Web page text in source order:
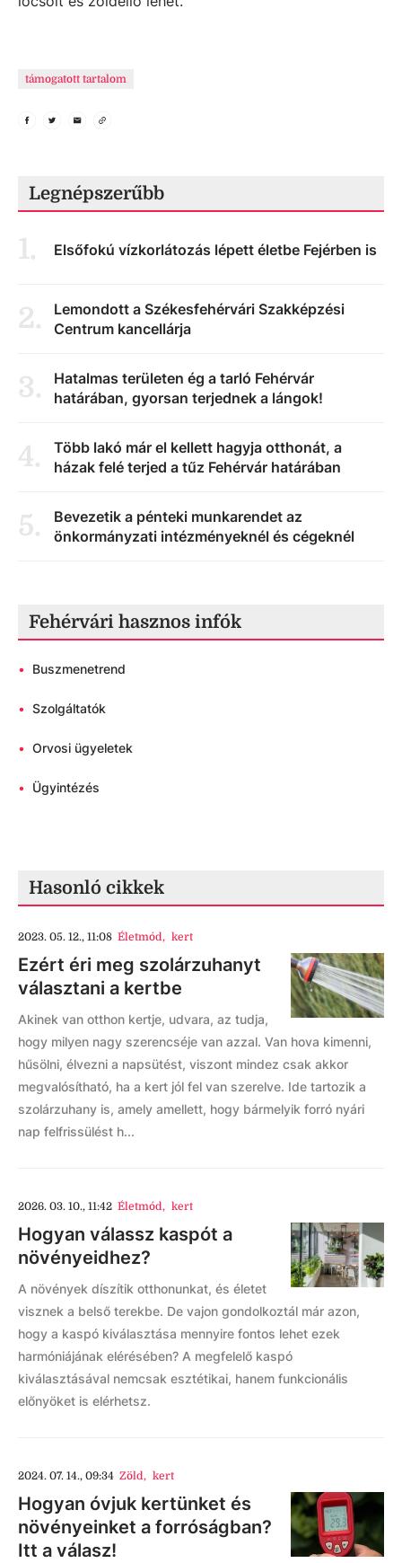
támogatott tartalom
Legnépszerűbb
1. Elsőfokú vízkorlátozás lépett életbe Fejérben is
2.
Lemondott a Székesfehérvári Szakképzési
Centrum kancellárja
3.
Hatalmas területen ég a tarló Fehérvár
határában, gyorsan terjednek a lángok!
4.
Több lakó már el kellett hagyja otthonát, a
házak felé terjed a tűz Fehérvár határában
5.
Bevezetik a pénteki munkarendet az
önkormányzati intézményeknél és cégeknél
Fehérvári hasznos infók
• Buszmenetrend
• Szolgáltatók
• Orvosi ügyeletek
• Ügyintézés
Hasonló cikkek
2023. 05. 12., 11:08 Életmód, kert
Ezért éri meg szolárzuhanyt
választani a kertbe
Akinek van otthon kertje, udvara, az tudja,
hogy milyen nagy szerencséje van azzal. Van hova kimenni,
hűsölni, élvezni a napsütést, viszont mindez csak akkor
megvalósítható, ha a kert jól fel van szerelve. Ide tartozik a
szolárzuhany is, amely amellett, hogy bármelyik forró nyári
nap felfrissülést h...
2026. 03. 10., 11:42 Életmód, kert
Hogyan válassz kaspót a
növényeidhez?
A növények díszítik otthonunkat, és életet
visznek a belső terekbe. De vajon gondolkoztál már azon,
hogy a kaspó kiválasztása mennyire fontos lehet ezek
harmóniájának elérésében? A megfelelő kaspó
kiválasztásával nemcsak esztétikai, hanem funkcionális
előnyöket is elérhetsz.
2024. 07. 14., 09:34 Zöld, kert
Hogyan óvjuk kertünket és
növényeinket a forróságban?
Itt a válasz!